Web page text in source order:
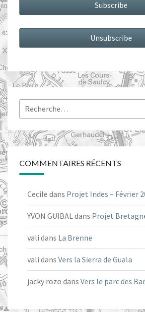
Rechercher :
COMMENTAIRES RÉCENTS
Cecile dans Projet Indes – Février
YVON GUIBALdans Projet
vali dans La Brenne
vali dans Vers la Sierra de Guala
jacky rozo dans Vers le parc des